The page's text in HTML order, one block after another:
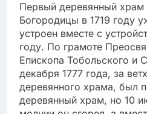
Первый деревянный храм
Богородицы в 1719 году
устроен вместе с
году. По грамоте
Епископа Тобольского и
декабря 1777 года, за
деревянного храма, был
деревянный храм, но 10